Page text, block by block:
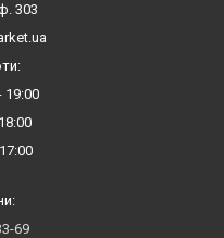
303
19:00
69